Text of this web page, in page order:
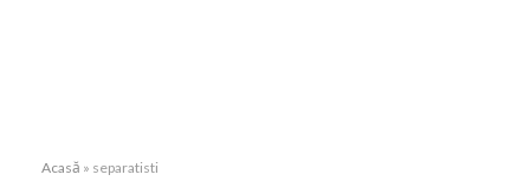
Acasă » separatisti